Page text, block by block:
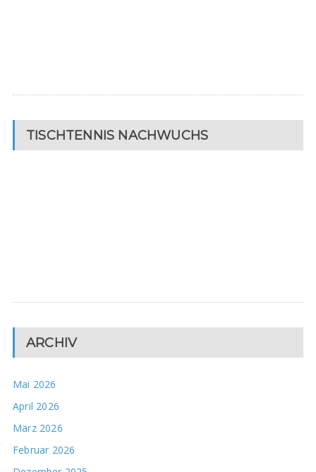
TISCHTENNIS NACHWUCHS
ARCHIV
Mai 2026
April 2026
März 2026
Februar 2026